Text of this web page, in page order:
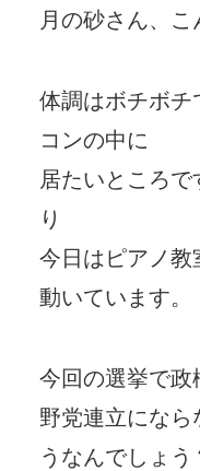
月の砂さん、こ
体調はボチボチ
コンの中に
居たいところ
り
今日はピアノ教
動いています。
今回の選挙で政
野党連立にな
うなんでしょう